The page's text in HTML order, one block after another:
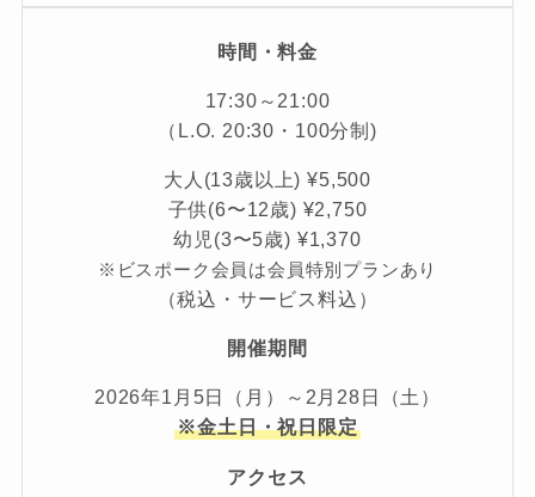
時間・料金
17:30～21:00
（L.O. 20:30・100分制)
大人(13歳以上) ¥5,500
子供(6〜12歳) ¥2,750
幼児(3〜5歳) ¥1,370
※ビスポーク会員は会員特別プランあり
（税込・サービス料込）
開催期間
2026年1月5日（月）～2月28日（土）
※金土日・祝日限定
アクセス